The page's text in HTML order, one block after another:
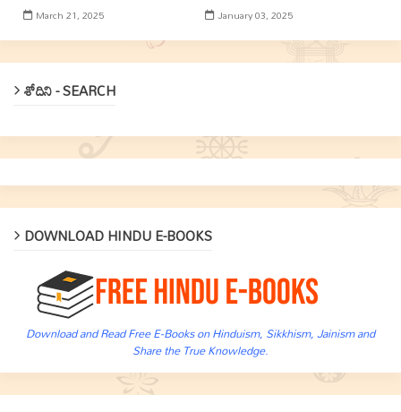
March 21, 2025 January 03, 2025
శోదిని - SEARCH
DOWNLOAD HINDU E-BOOKS
Download and Read Free E-Books on Hinduism, Sikkhism, Jainism and
Share the True Knowledge.